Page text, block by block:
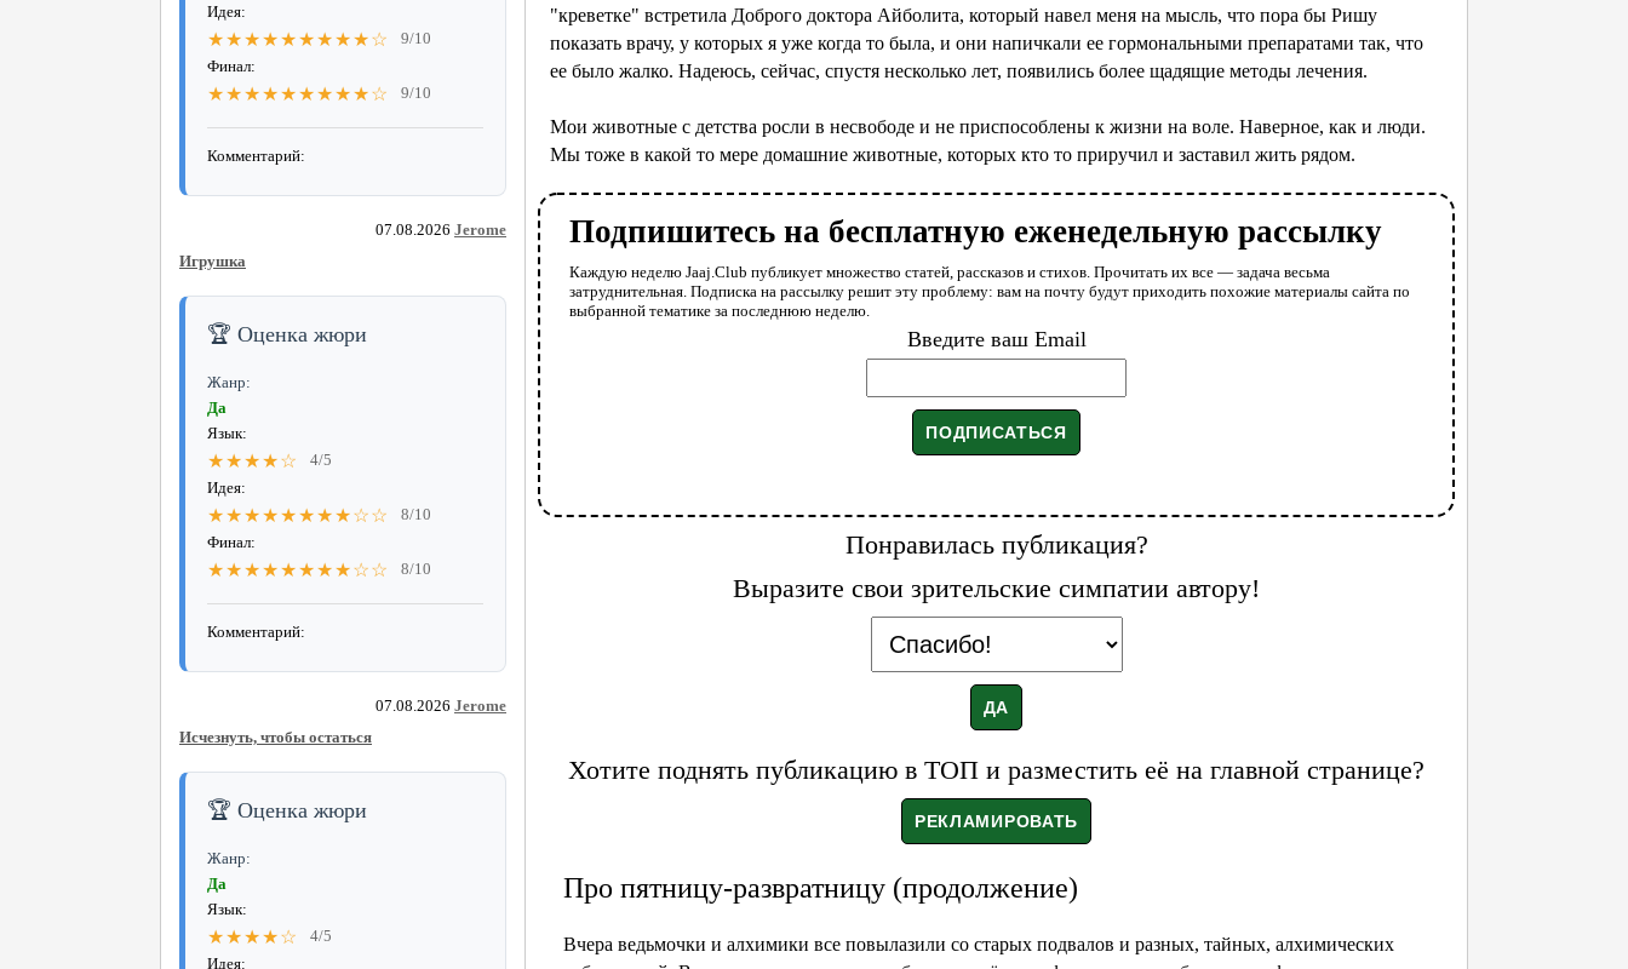
Идея:
★★★★★★★★★☆
9/10
Финал:
★★★★★★★★★☆ 9/10
Комментарий:
07.08.2026 Jerome
Игрушка
🏆 Оценка жюри
Жанр:
Да
Язык:
★★★★☆
4/5
Идея:
★★★★★★★★☆☆
8/10
Финал:
★★★★★★★★☆☆ 8/10
Комментарий:
07.08.2026 Jerome
Исчезнуть, чтобы остаться
🏆 Оценка жюри
Жанр:
Да
Язык:
★★★★☆
4/5
Идея:
"креветке" встретила Доброго доктора Айболита, который навел меня на мысль, что пора бы Ришу
показать врачу, у которых я уже когда то была, и они напичкали ее гормональными препаратами так, что
ее было жалко. Надеюсь, сейчас, спустя несколько лет, появились более щадящие методы лечения.
Мои животные с детства росли в несвободе и не приспособлены к жизни на воле. Наверное, как и люди.
Мы тоже в какой то мере домашние животные, которых кто то приручил и заставил жить рядом.
Подпишитесь на бесплатную еженедельную рассылку
Каждую неделю Jaaj.Club публикует множество статей, рассказов и стихов. Прочитать их все — задача весьма
затруднительная. Подписка на рассылку решит эту проблему: вам на почту будут приходить похожие материалы сайта по
выбранной тематике за последнюю неделю.
Введите ваш Email
Понравилась публикация?
Выразите свои зрительские симпатии автору!
Хотите поднять публикацию в ТОП и разместить её на главной странице?
Про пятницу-развратницу (продолжение)
Вчера ведьмочки и алхимики все повылазили со старых подвалов и разных, тайных, алхимических